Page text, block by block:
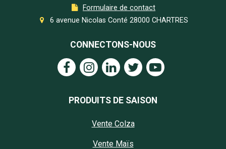
Formulaire de contact
6 avenue Nicolas Conté 28000 CHARTRES
CONNECTONS-NOUS
PRODUITS DE SAISON
Vente Colza
Vente Maïs